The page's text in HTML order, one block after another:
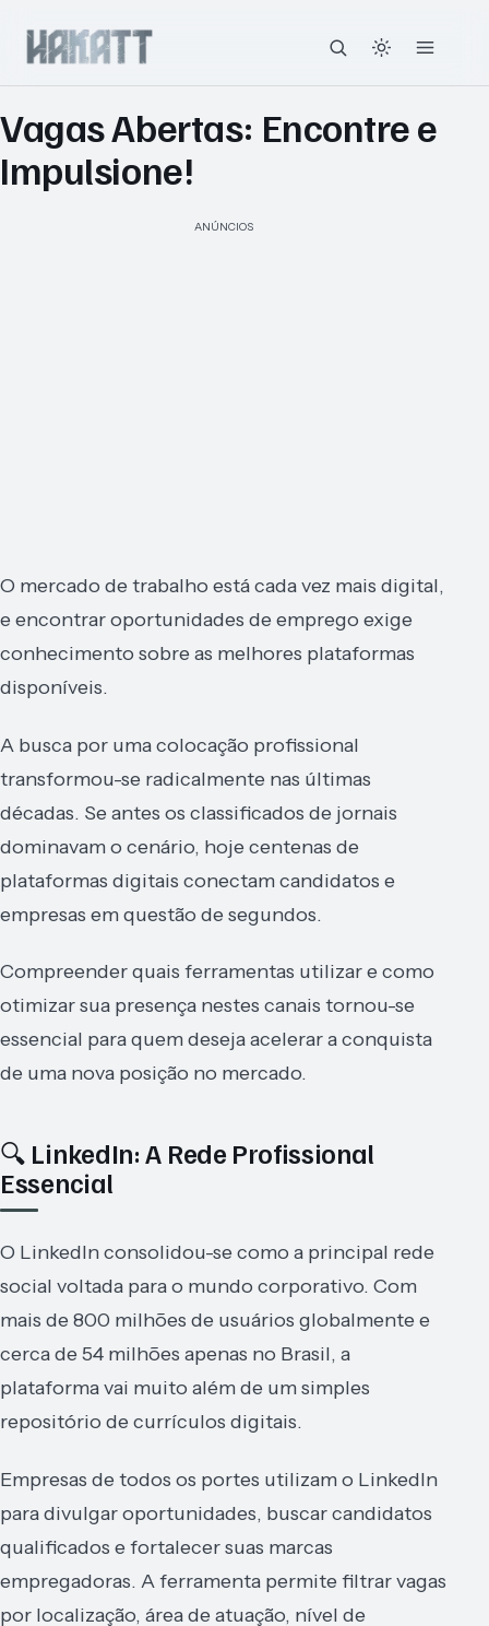
Vagas Abertas: Encontre e
Impulsione!
ANÚNCIOS
O mercado de trabalho está cada vez mais digital,
e encontrar oportunidades de emprego exige
conhecimento sobre as melhores plataformas
disponíveis.
A busca por uma colocação profissional
transformou-se radicalmente nas últimas
décadas. Se antes os classificados de jornais
dominavam o cenário, hoje centenas de
plataformas digitais conectam candidatos e
empresas em questão de segundos.
Compreender quais ferramentas utilizar e como
otimizar sua presença nestes canais tornou-se
essencial para quem deseja acelerar a conquista
de uma nova posição no mercado.
🔍 LinkedIn: A Rede Profissional
Essencial
O LinkedIn consolidou-se como a principal rede
social voltada para o mundo corporativo. Com
mais de 800 milhões de usuários globalmente e
cerca de 54 milhões apenas no Brasil, a
plataforma vai muito além de um simples
repositório de currículos digitais.
Empresas de todos os portes utilizam o LinkedIn
para divulgar oportunidades, buscar candidatos
qualificados e fortalecer suas marcas
empregadoras. A ferramenta permite filtrar vagas
por localização, área de atuação, nível de